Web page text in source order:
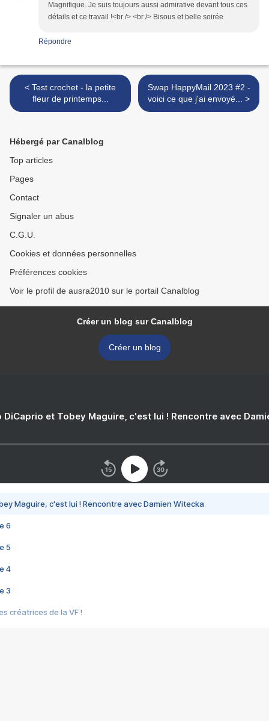
Magnifique. Je suis toujours aussi admirative devant tous ces
détails et ce travail !<br /> <br /> Bisous et belle soirée
Répondre
< Test crochet - la petite
fleur de printemps...
Swap HappyMail 2023 #2 -
voici ce que j'ai envoyé... >
Hébergé par Canalblog
Top articles
Pages
Contact
Signaler un abus
C.G.U.
Cookies et données personnelles
Préférences cookies
Voir le profil de ausra2010 sur le portail Canalblog
Créer un blog sur Canalblog
Créer un blog
DiCaprio et Tobey Maguire, c'est lui ! Rencontre avec
Maguire, c'est lui ! Rencontre avec Damien Witecka
6
5
4
3
créatrices de la VF !